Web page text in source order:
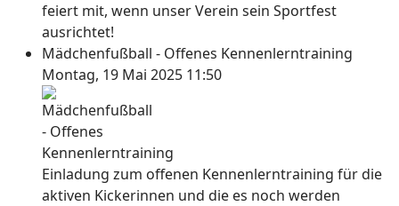
feiert mit, wenn unser Verein sein Sportfest
ausrichtet!
Mädchenfußball - Offenes Kennenlerntraining
Montag, 19 Mai 2025 11:50
Einladung zum offenen Kennenlerntraining für die
aktiven Kickerinnen und die es noch werden